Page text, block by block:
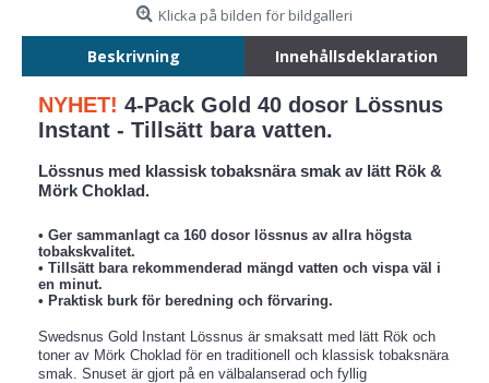
Klicka på bilden för bildgalleri
Beskrivning Innehållsdeklaration
NYHET! 4-Pack Gold 40 dosor Lössnus
Instant - Tillsätt bara vatten.
Lössnus med klassisk tobaksnära smak av lätt Rök &
Mörk Choklad.
• Ger sammanlagt ca 160 dosor lössnus av allra högsta
tobakskvalitet.
• Tillsätt bara rekommenderad mängd vatten och vispa väl i
en minut.
• Praktisk burk för beredning och förvaring.
Swedsnus Gold Instant Lössnus är smaksatt med lätt Rök och
toner av Mörk Choklad för en traditionell och klassisk tobaksnära
smak. Snuset är gjort på en välbalanserad och fyllig